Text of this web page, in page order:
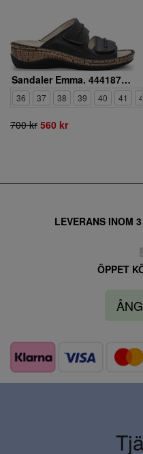
Sandaler Emma. 4441878 01
36 37 38 39 40 41 42
700 kr 560 kr
LEVERANS INOM
ÖPPET